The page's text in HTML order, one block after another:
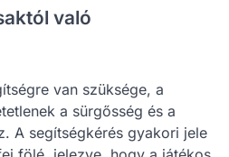
való
van szüksége, a
a sürgősség és a
A segítségkérés gyakori jele